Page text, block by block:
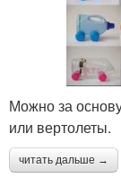
Можно за
или вертолеты.
читать дальше →